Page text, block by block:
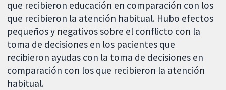
que recibieron educación en comparación con los
que recibieron la atención habitual. Hubo efectos
pequeños y negativos sobre el conflicto con la
toma de decisiones en los pacientes que
recibieron ayudas con la toma de decisiones en
comparación con los que recibieron la atención
habitual.